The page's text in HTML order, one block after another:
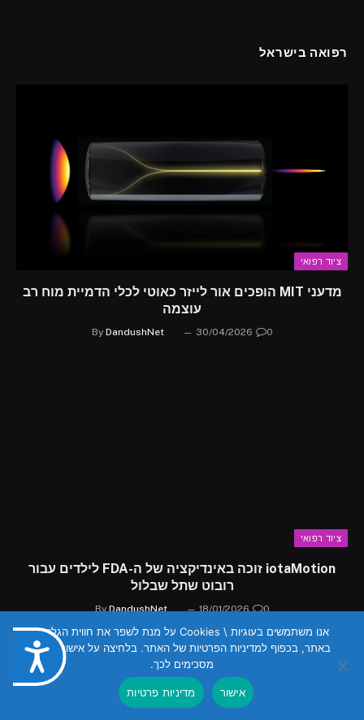
נגישות
רפואה בישראל
ציוד רפואי
מדעני MIT הופכים אור לייזר כאוטי לכלי הדמיית מוח רב
עוצמה
By DandushNet 30/04/2026 0
ציוד רפואי
iotaMotion זוכה באינדיקציה של ה-FDA לילדים עבור
רובוט שתל שבלול
By DandushNet 18/01/2026 0
אנו משתמשים בעוגיות \ Cookies על מנת לשפר את חווית הגלישה
באתר, בכפוף למדיניות הפרטיות של האתר. בלחיצה על אישור הנכם
מסכימים לכך.
אישור מדיניות פרטיות